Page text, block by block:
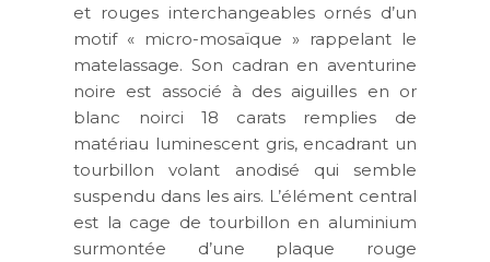
et rouges interchangeables ornés d’un
motif « micro-mosaïque » rappelant le
matelassage. Son cadran en aventurine
noire est associé à des aiguilles en or
blanc noirci 18 carats remplies de
matériau luminescent gris, encadrant un
tourbillon volant anodisé qui semble
suspendu dans les airs. L’élément central
est la cage de tourbillon en aluminium
surmontée d’une plaque rouge